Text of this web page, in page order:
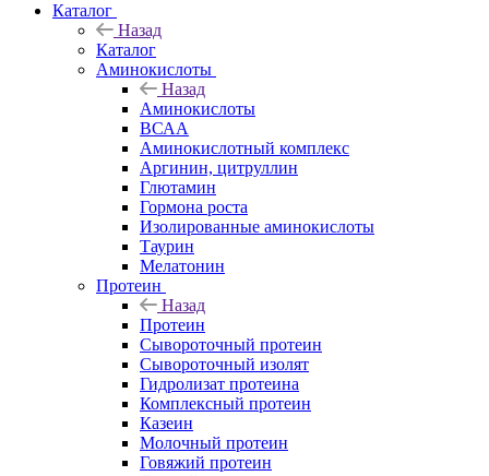
Каталог
Назад
Каталог
Аминокислоты
Назад
Аминокислоты
ВСАА
Аминокислотный комплекс
Аргинин, цитруллин
Глютамин
Гормона роста
Изолированные аминокислоты
Таурин
Мелатонин
Протеин
Назад
Протеин
Сывороточный протеин
Сывороточный изолят
Гидролизат протеина
Комплексный протеин
Казеин
Молочный протеин
Говяжий протеин